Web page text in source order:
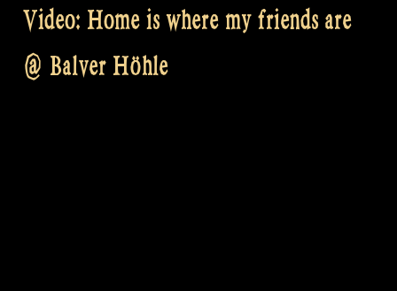
Video: Home is where my friends are
@ Balver Höhle